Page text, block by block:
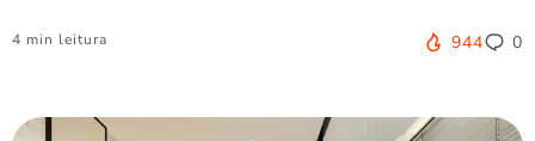
4 min leitura 944 0